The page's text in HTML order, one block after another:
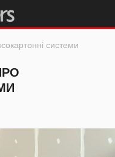
системи